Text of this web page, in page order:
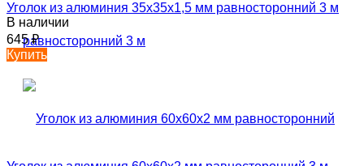
Уголок из алюминия 35х35х1,5 мм равносторонний 3 м
В наличии
645₽
Купить